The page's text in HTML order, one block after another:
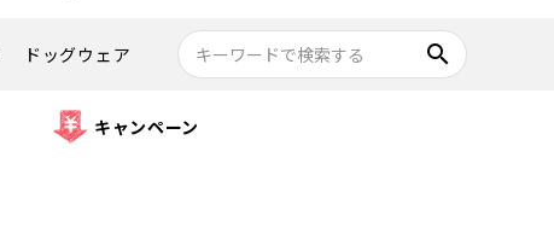
ドッグウェア search
キャンペーン